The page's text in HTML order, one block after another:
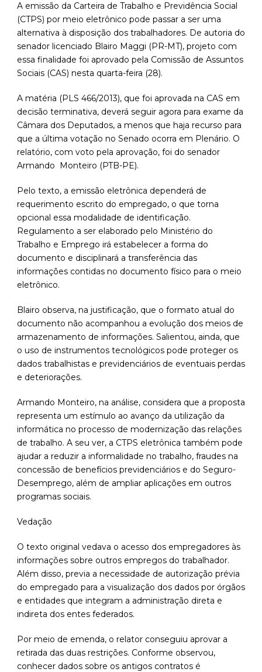
A emissão da Carteira de Trabalho e Previdência Social
(CTPS) por meio eletrônico pode passar a ser uma
alternativa à disposição dos trabalhadores. De autoria do
senador licenciado Blairo Maggi (PR-MT), projeto com
essa finalidade foi aprovado pela Comissão de Assuntos
Sociais (CAS) nesta quarta-feira (28).
A matéria (PLS 466/2013), que foi aprovada na CAS em
decisão terminativa, deverá seguir agora para exame da
Câmara dos Deputados, a menos que haja recurso para
que a última votação no Senado ocorra em Plenário. O
relatório, com voto pela aprovação, foi do senador
Armando Monteiro (PTB-PE).
Pelo texto, a emissão eletrônica dependerá de
requerimento escrito do empregado, o que torna
opcional essa modalidade de identificação.
Regulamento a ser elaborado pelo Ministério do
Trabalho e Emprego irá estabelecer a forma do
documento e disciplinará a transferência das
informações contidas no documento físico para o meio
eletrônico.
Blairo observa, na justificação, que o formato atual do
documento não acompanhou a evolução dos meios de
armazenamento de informações. Salientou, ainda, que
o uso de instrumentos tecnológicos pode proteger os
dados trabalhistas e previdenciários de eventuais perdas
e deteriorações.
Armando Monteiro, na análise, considera que a proposta
representa um estímulo ao avanço da utilização da
informática no processo de modernização das relações
de trabalho. A seu ver, a CTPS eletrônica também pode
ajudar a reduzir a informalidade no trabalho, fraudes na
concessão de benefícios previdenciários e do Seguro-
Desemprego, além de ampliar aplicações em outros
programas sociais.
Vedação
O texto original vedava o acesso dos empregadores às
informações sobre outros empregos do trabalhador.
Além disso, previa a necessidade de autorização prévia
do empregado para a visualização dos dados por órgãos
e entidades que integram a administração direta e
indireta dos entes federados.
Por meio de emenda, o relator conseguiu aprovar a
retirada das duas restrições. Conforme observou,
conhecer dados sobre os antigos contratos é